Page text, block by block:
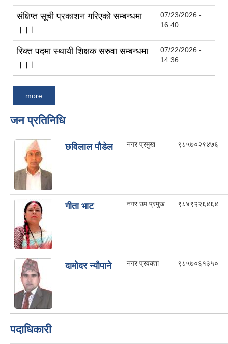
संक्षिप्त सूची प्रकाशन गरिएको सम्बन्धमा
।।।
07/23/2026 -
16:40
रिक्त पदमा स्थायी शिक्षक सरुवा सम्बन्धमा
।।।
07/22/2026 -
14:36
more
जन प्रतिनिधि
छविलाल पाैडेल नगर प्रमुख ९८५७०२९४७६
गीता भाट नगर उप प्रमुख ९८४९२२६४६४
दामाेदर न्याैपाने नगर प्रवक्ता ९८५७०६१३५०
पदाधिकारी